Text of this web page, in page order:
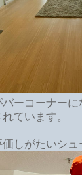
ーコーナー
ています。
価しがたいシ